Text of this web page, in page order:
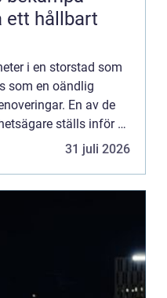
ett hållbart
i en storstad som
som en oändlig
En av de
ställs inför är
31 juli 2026